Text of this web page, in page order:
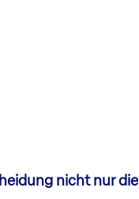
nicht nur die